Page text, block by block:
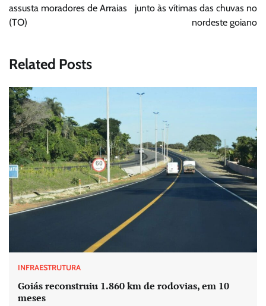
Post
assusta moradores de Arraias
(TO)
junto às vítimas das chuvas no
nordeste goiano
Related Posts
INFRAESTRUTURA
Goiás reconstruiu 1.860 km de rodovias, em 10
meses